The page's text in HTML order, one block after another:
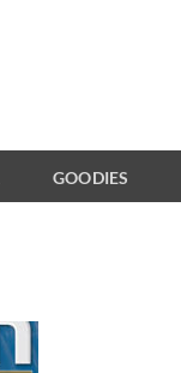
GOODIES